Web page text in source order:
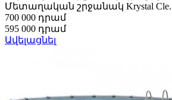
Մետաղական շրջանակ Krystal
700 000 դրամ
595 000 դրամ
Ավելացնել